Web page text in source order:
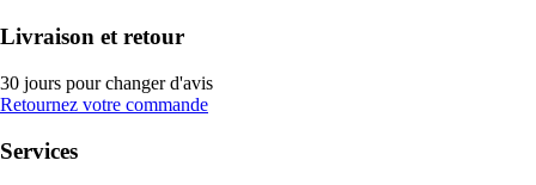
Livraison et retour
30 jours pour changer d'avis
Retournez votre commande
Services